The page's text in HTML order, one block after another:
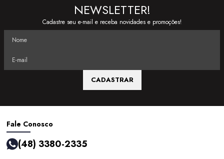
NEWSLETTER!
Cadastre seu e-mail e receba novidades e promoções!
CADASTRAR
Fale Conosco
(48) 3380-2335